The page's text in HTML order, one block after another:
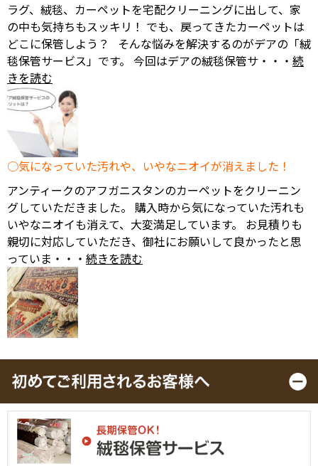
ラグ、絨毯、カーペットを宅配クリーニングに出して、家
の中も気持ちもスッキリ！ でも、戻ってきたカーペットは
どこに保管しよう？ そんな悩みを解決するのがデアの「絨
毯保管サービス」です。 今回はデアの絨毯保管サ・・・ 続
きを読む
気になっていた汚れや、いやなニオイが消えました！
アンティークのアフガニスタンのカーペットをクリーニン
グしていただきました。 購入時から気になっていた汚れも
いやなニオイも消えて、大変満足しています。 お見積りも
親切に対応していただき、御社にお願いして良かったと思
っていま・・・ 続きを読む